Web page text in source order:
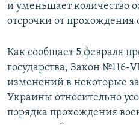
и уменьшает количество
отсрочки от прохождения
Как сообщает 5 февраля
государства, Закон №116-
изменений в некоторые
Украины относительно
порядка прохождения